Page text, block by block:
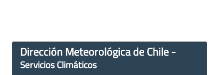
Dirección Meteorológica de Chile -
Servicios Climáticos